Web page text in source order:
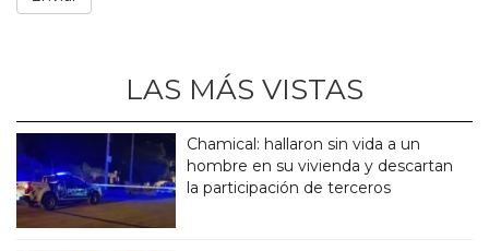
LAS MÁS VISTAS
Chamical: hallaron sin vida a un
hombre en su vivienda y descartan
la participación de terceros